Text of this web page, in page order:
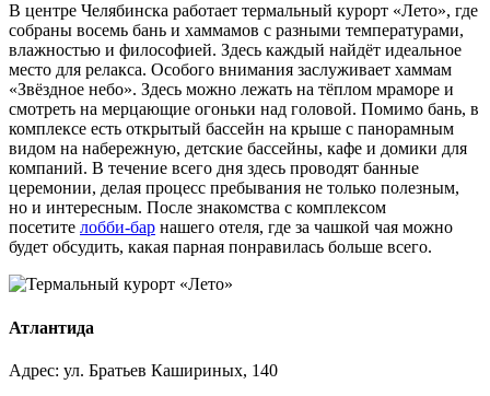
В центре Челябинска работает термальный курорт «Лето», где
собраны восемь бань и хаммамов с разными температурами,
влажностью и философией. Здесь каждый найдёт идеальное
место для релакса. Особого внимания заслуживает хаммам
«Звёздное небо». Здесь можно лежать на тёплом мраморе и
смотреть на мерцающие огоньки над головой. Помимо бань, в
комплексе есть открытый бассейн на крыше с панорамным
видом на набережную, детские бассейны, кафе и домики для
компаний. В течение всего дня здесь проводят банные
церемонии, делая процесс пребывания не только полезным,
но и интересным. После знакомства с комплексом
посетите лобби-бар нашего отеля, где за чашкой чая можно
будет обсудить, какая парная понравилась больше всего.
Атлантида
Адрес: ул. Братьев Кашириных, 140